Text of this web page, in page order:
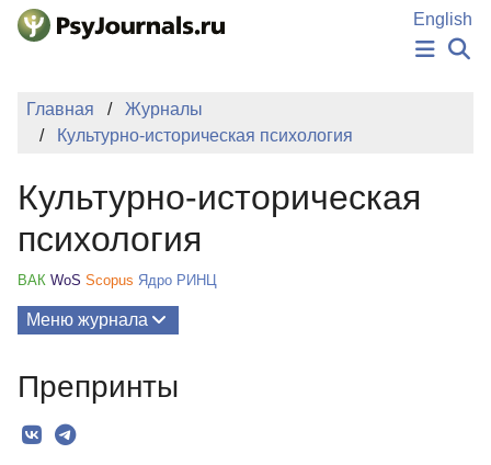
Перейти к основному содержанию
English
НОВОСТИ
БАЗА ЗНАНИЙ
КЛЮЧЕВЫЕ СЛОВА
Регистрация
Главная
Журналы
Культурно-историческая психология
Культурно-историческая
психология
ВАК WoS Scopus Ядро РИНЦ
Меню журнала
О Журнале
Миссия
Препринты